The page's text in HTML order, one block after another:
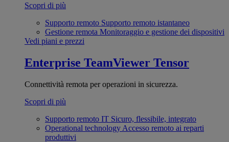
Scopri di più
Supporto remoto Supporto remoto istantaneo
Gestione remota Monitoraggio e gestione dei dispositivi
Vedi piani e prezzi
Enterprise TeamViewer Tensor
Connettività remota per operazioni in sicurezza.
Scopri di più
Supporto remoto IT Sicuro, flessibile, integrato
Operational technology Accesso remoto ai reparti
produttivi